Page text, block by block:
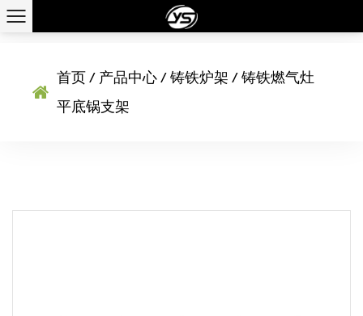
铸铁燃气灶平底锅支架 WHOLESALE
首页 / 产品中心 / 铸铁炉架 / 铸铁燃气灶
平底锅支架